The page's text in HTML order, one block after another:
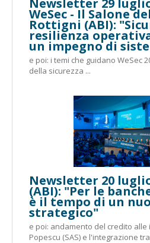
Newsletter 29
WeSec - Il Salone
Rottigni (ABI):
resilienza
un impegno di
e poi: i temi che guidano WeSec
della sicurezza ...
Newsletter 20
(ABI): "Per le
è il tempo di un
strategico"
e poi: andamento del credito alle
Popescu (SAS) e l'integrazione tra